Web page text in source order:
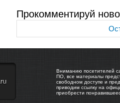
Прокомментируй
Вниманию посетителей
ПО, все материалы
свободном доступе и
приводим ссылку на
приобрести